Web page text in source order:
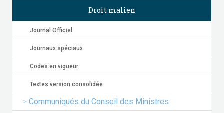
Droit malien
Journal Officiel
Journaux spéciaux
Codes en vigueur
Textes version consolidée
Communiqués du Conseil des Ministres